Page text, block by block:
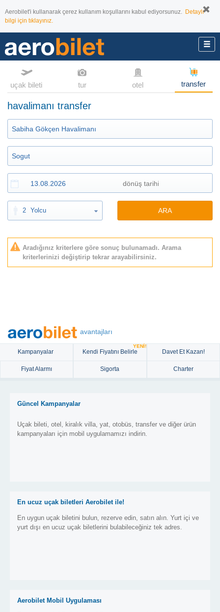
Aerobilet'i kullanarak çerez kullanım koşullarını kabul ediyorsunuz. Detaylı
bilgi için tıklayınız.
uçak bileti tur otel transfer
havalimanı transfer
2 Yolcu ARA
Aradığınız kriterlere göre sonuç bulunamadı. Arama
kriterlerinizi değiştirip tekrar arayabilirsiniz.
avantajları
Kampanyalar Kendi Fiyatını Belirle
YENİ!
Davet Et Kazan!
Fiyat Alarmı Sigorta Charter
Güncel Kampanyalar
Uçak bileti, otel, kiralık villa, yat, otobüs, transfer ve diğer ürün
kampanyaları için mobil uygulamamızı indirin.
En ucuz uçak biletleri Aerobilet ile!
En uygun uçak biletini bulun, rezerve edin, satın alın. Yurt içi ve
yurt dışı en ucuz uçak biletlerini bulabileceğiniz tek adres.
Aerobilet Mobil Uygulaması